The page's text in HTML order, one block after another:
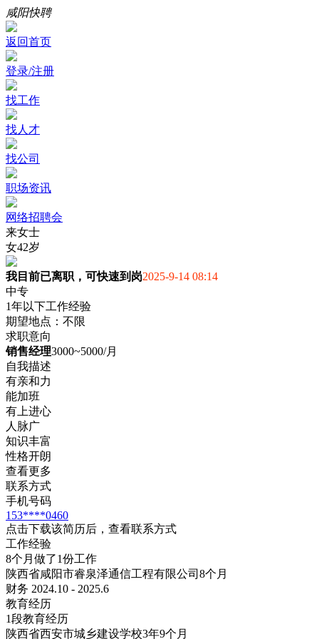
咸阳快聘
返回首页
登录/注册
找工作
找人才
找公司
职场资讯
网络招聘会
来女士
女42岁
我目前已离职，可快速到岗2025-9-14 08:14
中专
1年以下工作经验
期望地点：不限
求职意向
销售经理3000~5000/月
自我描述
有亲和力
能加班
有上进心
人脉广
知识丰富
性格开朗
查看更多
联系方式
手机号码
153****0460
点击下载该简历后，查看联系方式
工作经验
8个月做了1份工作
陕西省咸阳市睿泉泽通信工程有限公司 8个月
财务 2024.10 - 2025.6
教育经历
1段教育经历
陕西省西安市城乡建设学校3年9个月